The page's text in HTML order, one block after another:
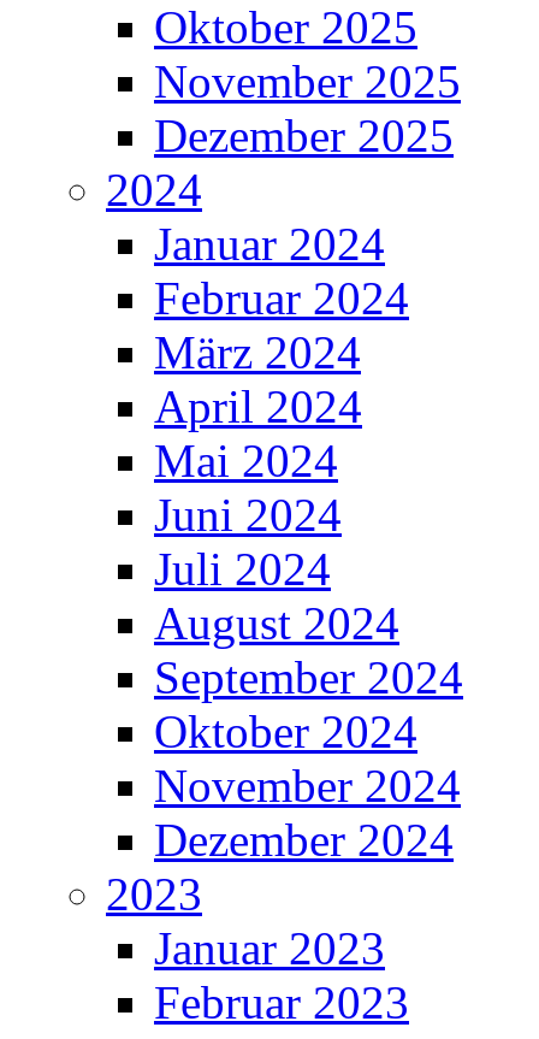
Oktober 2025
November 2025
Dezember 2025
2024
Januar 2024
Februar 2024
März 2024
April 2024
Mai 2024
Juni 2024
Juli 2024
August 2024
September 2024
Oktober 2024
November 2024
Dezember 2024
2023
Januar 2023
Februar 2023